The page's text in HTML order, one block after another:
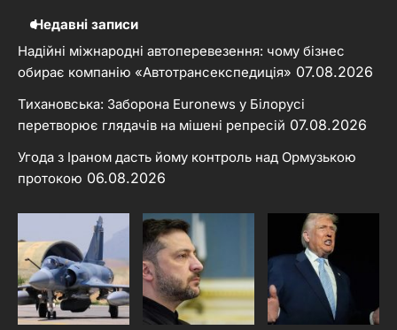
Недавні записи
Надійні міжнародні автоперевезення: чому бізнес
обирає компанію «Автотрансекспедиція» 07.08.2026
Тихановська: Заборона Euronews у Білорусі
перетворює глядачів на мішені репресій 07.08.2026
Угода з Іраном дасть йому контроль над Ормузькою
протокою 06.08.2026